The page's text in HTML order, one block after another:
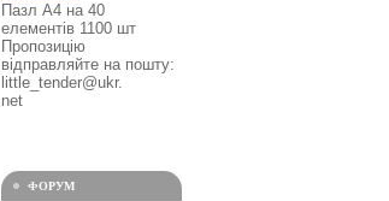
Пазл А4 на 40
елементів 1100 шт
Пропозицію
відправляйте на пошту:
little_tender@ukr.
net
ФОРУМ